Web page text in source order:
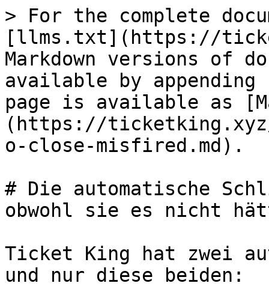
> For the complete
[llms.txt](https://
Markdown versions of
available by
page is available as
(https://ticketking.xyz/
o-close-misfired.md).
# Die automatische
obwohl sie es nicht
Ticket King hat zwei
und nur diese beiden: